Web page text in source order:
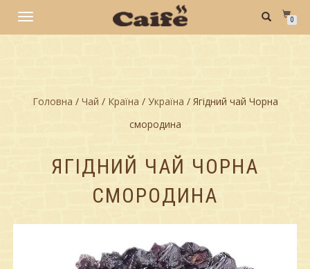
TOGGLE
0
Головна / Чай / Країна / Україна / Ягідний чай Чорна
смородина
ЯГІДНИЙ ЧАЙ ЧОРНА
СМОРОДИНА